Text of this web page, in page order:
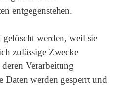
entgegenstehen.
werden, weil sie
zulässige Zwecke
Verarbeitung
Daten werden gesperrt und